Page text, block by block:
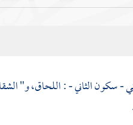
الثاني - : اللحاق، و"